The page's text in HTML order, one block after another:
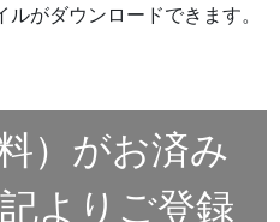
がダウンロードできます。
）がお済み
よりご登録